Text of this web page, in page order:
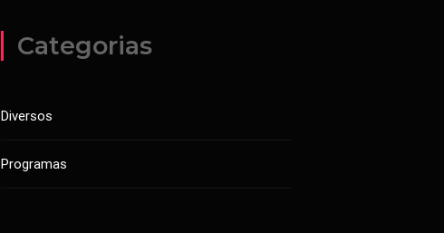
Categorias
Diversos
Programas